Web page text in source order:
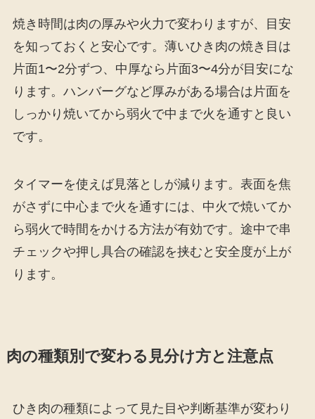
焼き時間は肉の厚みや火力で変わりますが、目安
を知っておくと安心です。薄いひき肉の焼き目は
片面1〜2分ずつ、中厚なら片面3〜4分が目安にな
ります。ハンバーグなど厚みがある場合は片面を
しっかり焼いてから弱火で中まで火を通すと良い
です。
タイマーを使えば見落としが減ります。表面を焦
がさずに中心まで火を通すには、中火で焼いてか
ら弱火で時間をかける方法が有効です。途中で串
チェックや押し具合の確認を挟むと安全度が上が
ります。
肉の種類別で変わる見分け方と注意点
ひき肉の種類によって見た目や判断基準が変わり